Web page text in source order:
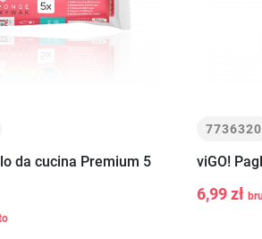
da cucina Premium 5
7736320
viGO!
6,99 zł